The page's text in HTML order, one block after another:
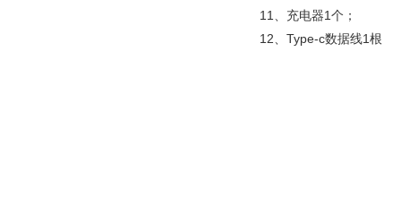
11、充电器1个；
12、Type-c数据线1根